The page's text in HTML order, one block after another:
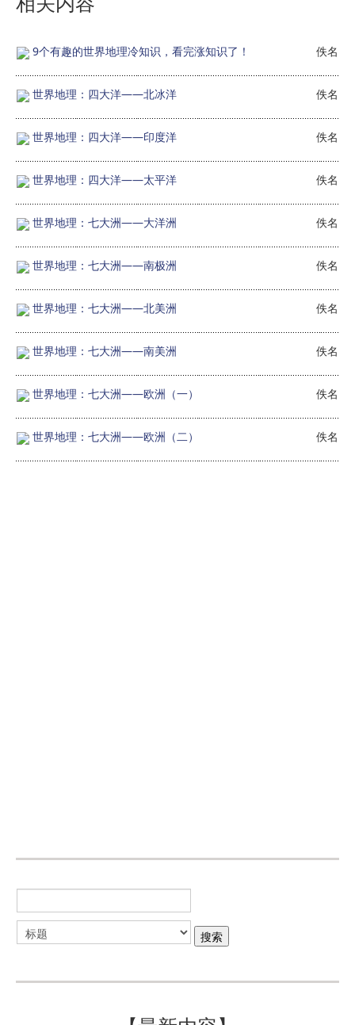
9个有趣的世界地理冷知识，看完涨知识了！ 佚名
世界地理：四大洋——北冰洋 佚名
世界地理：四大洋——印度洋 佚名
世界地理：四大洋——太平洋 佚名
世界地理：七大洲——大洋洲 佚名
世界地理：七大洲——南极洲 佚名
世界地理：七大洲——北美洲 佚名
世界地理：七大洲——南美洲 佚名
世界地理：七大洲——欧洲（一） 佚名
世界地理：七大洲——欧洲（二） 佚名